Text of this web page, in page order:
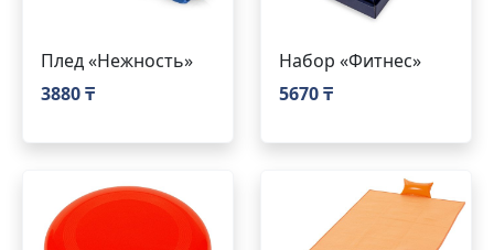
Плед «Нежность»
3880 ₸
Набор «Фитнес»
5670 ₸